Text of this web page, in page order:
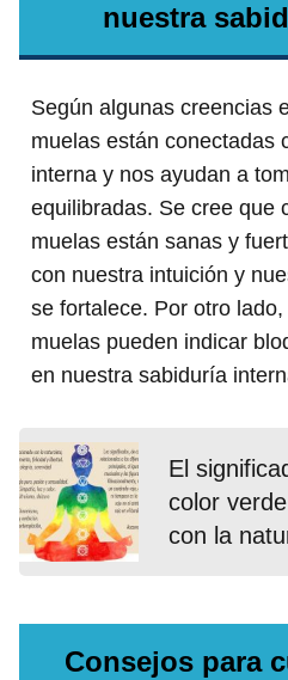
nuestra
Según algunas creencias
muelas están conectadas
interna y nos ayudan a
equilibradas. Se cree que
muelas están sanas y
con nuestra intuición y
se fortalece. Por otro
muelas pueden indicar
en nuestra sabiduría
El
color
con la
Consejos para